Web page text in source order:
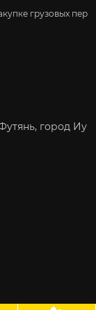
грузовых пер
город Иу